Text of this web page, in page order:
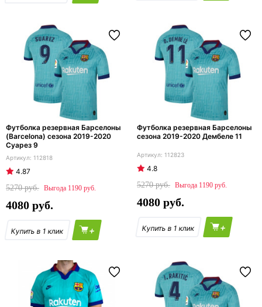
Футболка резервная Барселоны
(Barcelona) сезона 2019-2020
Суарез 9
112818
4.87
5270
1190
4080
+
Футболка резервная Барселоны
сезона 2019-2020 Дембеле 11
112823
4.8
5270
1190
4080
+